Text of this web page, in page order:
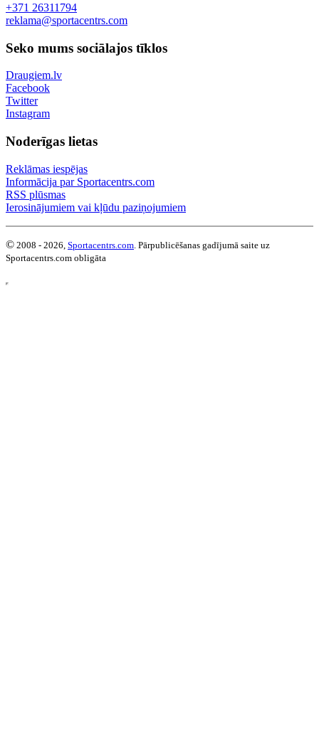
+371 26311794
reklama@sportacentrs.com
Seko mums sociālajos tīklos
Draugiem.lv
Facebook
Twitter
Instagram
Noderīgas lietas
Reklāmas iespējas
Informācija par Sportacentrs.com
RSS plūsmas
Ierosinājumiem vai kļūdu paziņojumiem
© 2008 - 2026, Sportacentrs.com . Pārpublicēšanas gadījumā saite uz
Sportacentrs.com obligāta